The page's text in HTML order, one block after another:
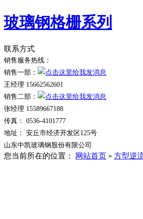
玻璃钢格栅系列
联系方式
销售服务热线：
销售一部：
王经理 15662562601
销售二部：
张经理 15589667188
传真： 0536-4101777
地址： 安丘市经济开发区125号
山东中凯玻璃钢股份有限公司
您当前所在的位置： 网站首页 » 方型逆